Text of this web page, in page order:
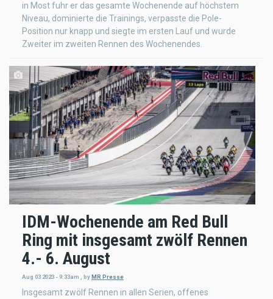
in Most fuhr er das gesamte Wochenende auf höchstem
Niveau, dominierte die Trainings, verpasste die Pole-
Position nur knapp und siegte im ersten Lauf und wurde
Zweiter im zweiten Rennen des Wochenendes.
IDM-Wochenende am Red Bull
Ring mit insgesamt zwölf Rennen
4.- 6. August
Aug 03 2023 - 9:33am byMR Presse
Insgesamt zwölf Rennen in allen Serien, offenes